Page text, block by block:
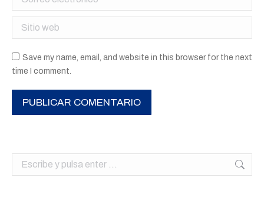
Sitio web
Save my name, email, and website in this browser for the next
time I comment.
PUBLICAR COMENTARIO
Buscar: